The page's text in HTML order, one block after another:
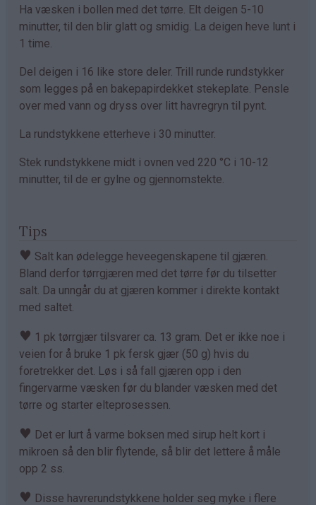
Ha væsken i bollen med det tørre. Elt deigen 5-10
minutter, til den blir glatt og smidig. La deigen heve lunt i
1 time.
Del deigen i 16 like store deler. Trill runde rundstykker
som legges på en bakepapirdekket stekeplate. Pensle
over med vann og dryss over litt havregryn til pynt.
La rundstykkene etterheve i 30 minutter.
Stek rundstykkene midt i ovnen ved 220 °C i 10-12
minutter, til de er gylne og gjennomstekte.
Tips
♥ Salt kan ødelegge heveegenskapene til gjæren.
Bland derfor tørrgjæren med det tørre før du tilsetter
salt. Da unngår du at gjæren kommer i direkte kontakt
med saltet.
♥ 1 pk tørrgjær tilsvarer ca. 13 gram. Det er ikke noe i
veien for å bruke 1 pk fersk gjær (50 g) hvis du
foretrekker det. Løs i så fall gjæren opp i den
fingervarme væsken før du blander væsken med det
tørre og starter elteprosessen.
♥ Det er lurt å varme boksen med sirup helt kort i
mikroen så den blir flytende, så blir det lettere å måle
opp 2 ss.
♥ Disse havrerundstykkene holder seg myke i flere